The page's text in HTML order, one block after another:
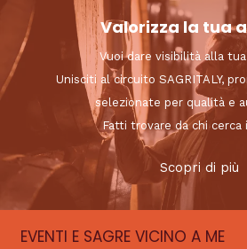
Valorizza la tua
Vuoi dare visibilità alla tua
Unisciti al circuito SAGRITALY,
selezionate per qualità e
Fatti trovare da chi cerca
Scopri di più
EVENTI E SAGRE VICINO A ME